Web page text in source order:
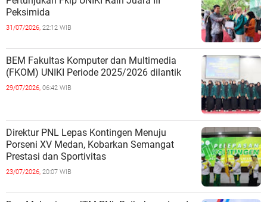
Peksimida
31/07/2026, 22:12 WIB
BEM Fakultas Komputer dan Multimedia
(FKOM) UNIKI Periode 2025/2026 dilantik
29/07/2026, 06:42 WIB
Direktur PNL Lepas Kontingen Menuju
Porseni XV Medan, Kobarkan Semangat
Prestasi dan Sportivitas
23/07/2026, 20:07 WIB